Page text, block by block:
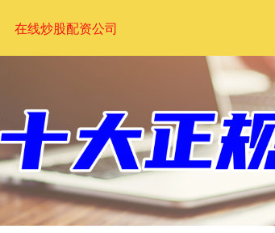
在线炒股配资公司